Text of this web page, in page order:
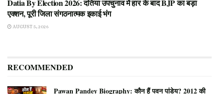
Datia By Election 2026: दतिया उपचुनाव में हार के बाद BJP का बड़ा
एक्शन, पूरी जिला संगठनात्मक इकाई भंग
AUGUST 5, 2026
RECOMMENDED
Pawan Pandey Biography: कौन हैं पवन पांडेय? 2012 की